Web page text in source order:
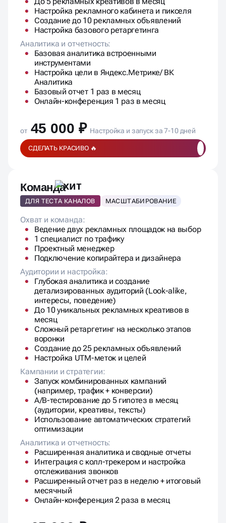
Настройка рекламного кабинета и пикселя
Создание до 10 рекламных объявлений
Настройка базового ретаргетинга
Аналитика и отчетность:
Базовая аналитика встроенными
инструментами
Настройка цели в Яндекс.Метрике/ ВК
Аналитика
Базовый отчет 1 раз в месяц
Онлайн-конференция 1 раз в месяц
от 45 000 ₽ Настройка и запуск за 7-10 дней
СДЕЛАТЬ КРАСИВО 🔥
Команда
ДЛЯ ТЕСТА КАНАЛОВ МАСШТАБИРОВАНИЕ
Охват и команда:
Ведение двух рекламных площадок на выбор
1 специалист по трафику
Проектный менеджер
Подключение копирайтера и дизайнера
Аудитории и настройка:
Глубокая аналитика и создание
детализированных аудиторий (Look-alike,
интересы, поведение)
До 10 уникальных рекламных креативов в
месяц
Сложный ретаргетинг на несколько этапов
воронки
Создание до 25 рекламных объявлений
Настройка UTM-меток и целей
Кампании и стратегии:
Запуск комбинированных кампаний
(например, трафик + конверсии)
A/B-тестирование до 5 гипотез в месяц
(аудитории, креативы, тексты)
Использование автоматических стратегий
оптимизации
Аналитика и отчетность:
Расширенная аналитика и сводные отчеты
Интеграция с колл-трекером и настройка
отслеживания звонков
Расширенный отчет раз в неделю + итоговый
месячный
Онлайн-конференция 2 раза в месяц